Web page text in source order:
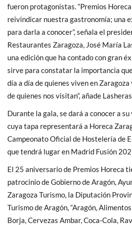
fueron protagonistas. “Premios
reivindicar nuestra gastronomía; una
para darla a conocer”, señala el
Restaurantes Zaragoza, José María
una edición que ha contado con gran
sirve para constatar la importancia
día a día de quienes viven en
de quienes nos visitan”, añade
Durante la gala, se dará a conocer a
cuya tapa representará a Horeca
Campeonato Oficial de Hostelería de
que tendrá lugar en Madrid Fusión
El 25 aniversario de Premios Horeca
patrocinio de Gobierno de Aragón,
Zaragoza Turismo, la Diputación
Turismo de Aragón, “Aragón,
Borja, Cervezas Ambar, Coca-Cola,